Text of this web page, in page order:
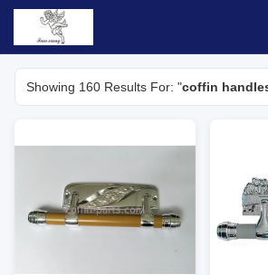
Showing 160 Results For: "coffin